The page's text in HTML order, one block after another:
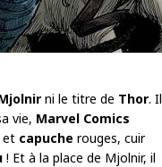
ni le titre de Thor. Il
vie, Marvel Comics
et capuche rouges, cuir
! Et à la place de Mjolnir, il